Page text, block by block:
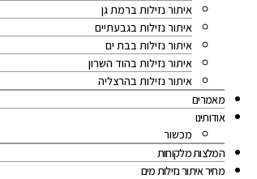
איתור נזילות ברמת גן
איתור נזילות בגבעתיים
איתור נזילות בבת ים
איתור נזילות בהוד השרון
איתור נזילות בהרצליה
מאמרים
אודותינו
מכשור
המלצות מלקוחות
מחיר איתור נזילות מים